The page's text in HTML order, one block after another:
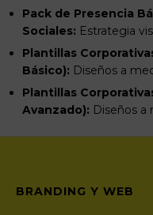
Pack de Presencia
Sociales: Estrategia
Plantillas
Básico): Diseños a
Plantillas
Avanzado): Diseños a
BRANDING Y WEB